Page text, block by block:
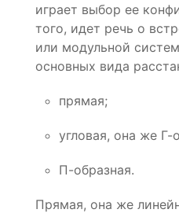
играет выбор ее
того, идет речь о
или модульной
основных вида
прямая;
угловая, она же Г-
П-образная.
Прямая, она же